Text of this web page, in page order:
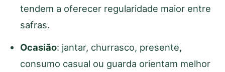
tendem a oferecer regularidade maior entre
safras.
Ocasião: jantar, churrasco, presente,
consumo casual ou guarda orientam melhor